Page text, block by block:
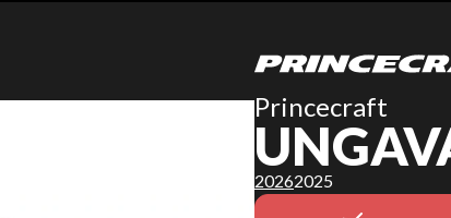
Princecraft
20262025